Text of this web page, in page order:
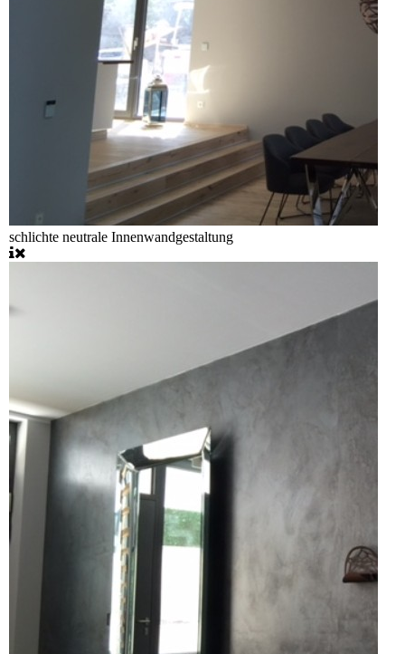
schlichte neutrale Innenwandgestaltung